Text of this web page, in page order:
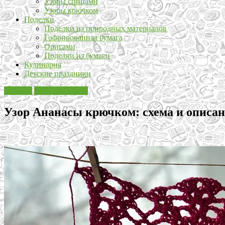
Узоры крючком
Поделки
Поделки из природных материалов
Гофрированная бумага
Оригами
Поделки из бумаги
Кулинария
Детские праздники
Узор Ананасы крючком: схема и